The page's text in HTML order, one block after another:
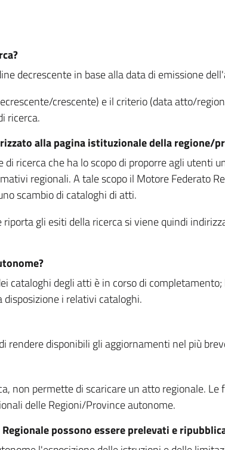
decrescente in base alla data di emissione
crescente) e il criterio (data atto/
ricerca.
alla pagina istituzionale della regione/
ricerca che ha lo scopo di proporre agli utenti
regionali. A tale scopo il Motore Federato
scambio di cataloghi di atti.
gli esiti della ricerca si viene quindi
cataloghi degli atti è in corso di
i relativi cataloghi.
disponibili gli aggiornamenti nel più
non permette di scaricare un atto regionale.
delle Regioni/Province autonome.
possono essere prelevati e